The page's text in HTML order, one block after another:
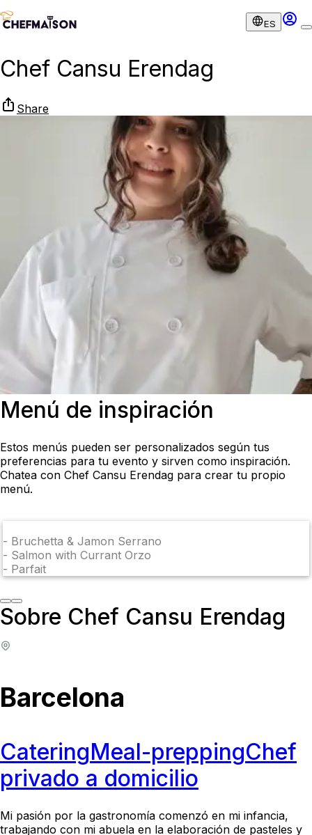
ES
Chef Cansu Erendag
Share
Menú de inspiración
Estos menús pueden ser personalizados según tus
preferencias para tu evento y sirven como inspiración.
Chatea con Chef Cansu Erendag para crear tu propio
menú.
- Bruchetta & Jamon Serrano
- Salmon with Currant Orzo
- Parfait
Sobre Chef Cansu Erendag
Barcelona
CateringMeal-preppingChef
privado a domicilio
Mi pasión por la gastronomía comenzó en mi infancia,
trabajando con mi abuela en la elaboración de pasteles y